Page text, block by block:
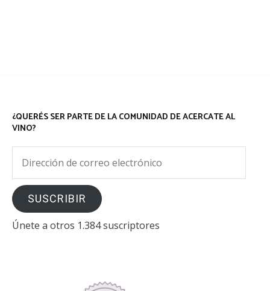
¿QUERÉS SER PARTE DE LA COMUNIDAD DE ACERCATE AL
VINO?
correo
electrónico
SUSCRIBIR
Únete a otros 1.384 suscriptores